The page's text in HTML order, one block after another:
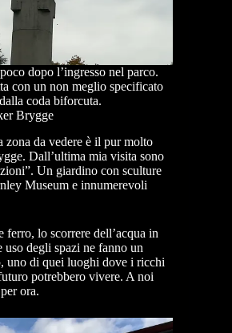
dopo l’ingresso nel parco.
con un non meglio specificato
coda biforcuta.
Brygge
zona da vedere è il pur molto
Dall’ultima mia visita sono
Un giardino con sculture
Museum e innumerevoli
lo scorrere dell’acqua in
uso degli spazi ne fanno un
uno di quei luoghi dove i ricchi
potrebbero vivere. A noi
ora.